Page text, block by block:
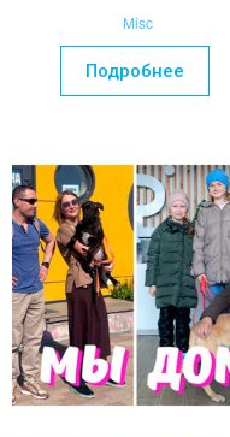
Misc
Подробнее